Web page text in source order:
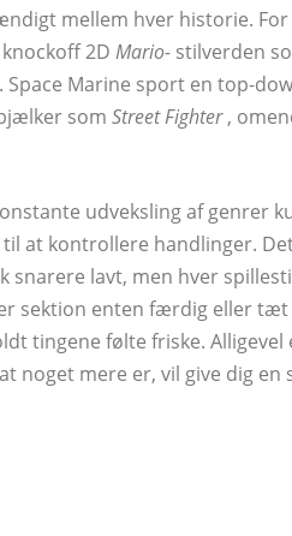
mellem hver historie. For
2D Mario- stilverden
Space Marine sport en top-
som Street Fighter,
udveksling af genrer
at kontrollere handlinger.
snarere lavt, men hver
sektion enten færdig eller tæt
tingene følte friske. Alligevel
noget mere er, vil give dig en